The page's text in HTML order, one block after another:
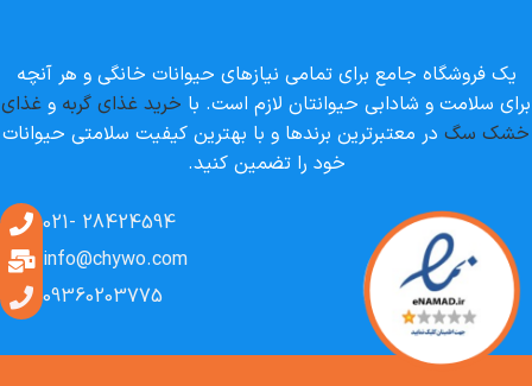
یک فروشگاه جامع برای تمامی نیازهای حیوانات خانگی و هر آنچه
برای سلامت و شادابی حیوانتان لازم است. با خرید غذای گربه و غذای
خشک سگ در معتبرترین برندها و با بهترین کیفیت سلامتی حیوانات
خود را تضمین کنید.
28424594 -021
info@chywo.com
09360203775